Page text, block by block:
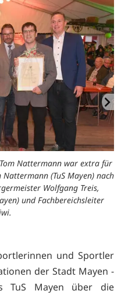
Nattermann war extra für
(TuS Mayen) nach
Wolfgang Treis,
und Fachbereichsleiter
und Sportler
der Stadt Mayen -
TuS Mayen über die